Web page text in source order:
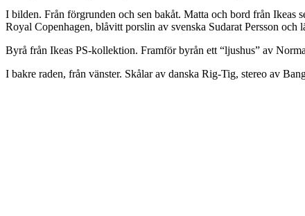
I bilden. Från förgrunden och sen bakåt. Matta och bord från Ikeas
Royal Copenhagen, blåvitt porslin av svenska Sudarat Persson och
Byrå från Ikeas PS-kollektion. Framför byrån ett “ljushus” av
I bakre raden, från vänster. Skålar av danska Rig-Tig, stereo av